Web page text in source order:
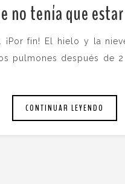
no tenía que
¡Por fin! El hielo y la
pulmones después de
CONTINUAR LEYENDO